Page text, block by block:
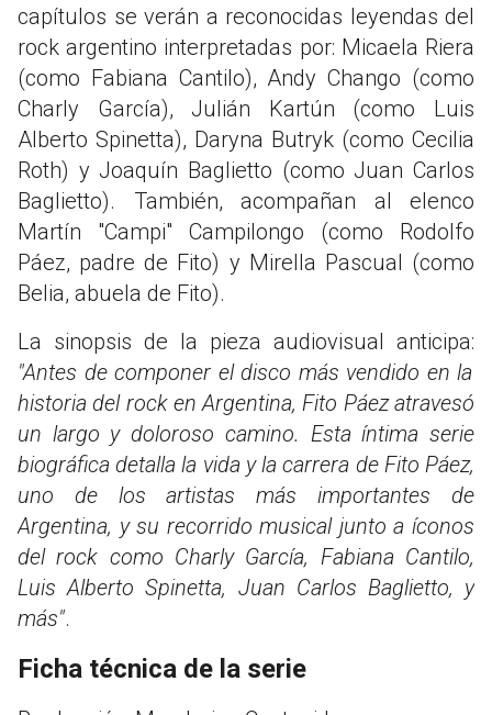
capítulos se verán a reconocidas leyendas del
rock argentino interpretadas por: Micaela Riera
(como Fabiana Cantilo), Andy Chango (como
Charly García), Julián Kartún (como Luis
Alberto Spinetta), Daryna Butryk (como Cecilia
Roth) y Joaquín Baglietto (como Juan Carlos
Baglietto). También, acompañan al elenco
Martín "Campi" Campilongo (como Rodolfo
Páez, padre de Fito) y Mirella Pascual (como
Belia, abuela de Fito).
La sinopsis de la pieza audiovisual anticipa:
"Antes de componer el disco más vendido en la
historia del rock en Argentina, Fito Páez atravesó
un largo y doloroso camino. Esta íntima serie
biográfica detalla la vida y la carrera de Fito Páez,
uno de los artistas más importantes de
Argentina, y su recorrido musical junto a íconos
del rock como Charly García, Fabiana Cantilo,
Luis Alberto Spinetta, Juan Carlos Baglietto, y
más".
Ficha técnica de la serie